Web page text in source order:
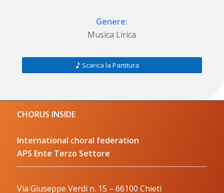
Genere:
Musica Lirica
Scarica la Partitura
CHORUS INSIDE
International choral federation
APS Ente Terzo Settore
Via Giuseppe Verdi n. 15 – 66100 Chieti